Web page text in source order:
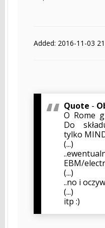
Added: 2016-11-03
Quote -
O Rome
Do
tylko
(...)
EBM/
(...)
..no i
(...)
itp :)